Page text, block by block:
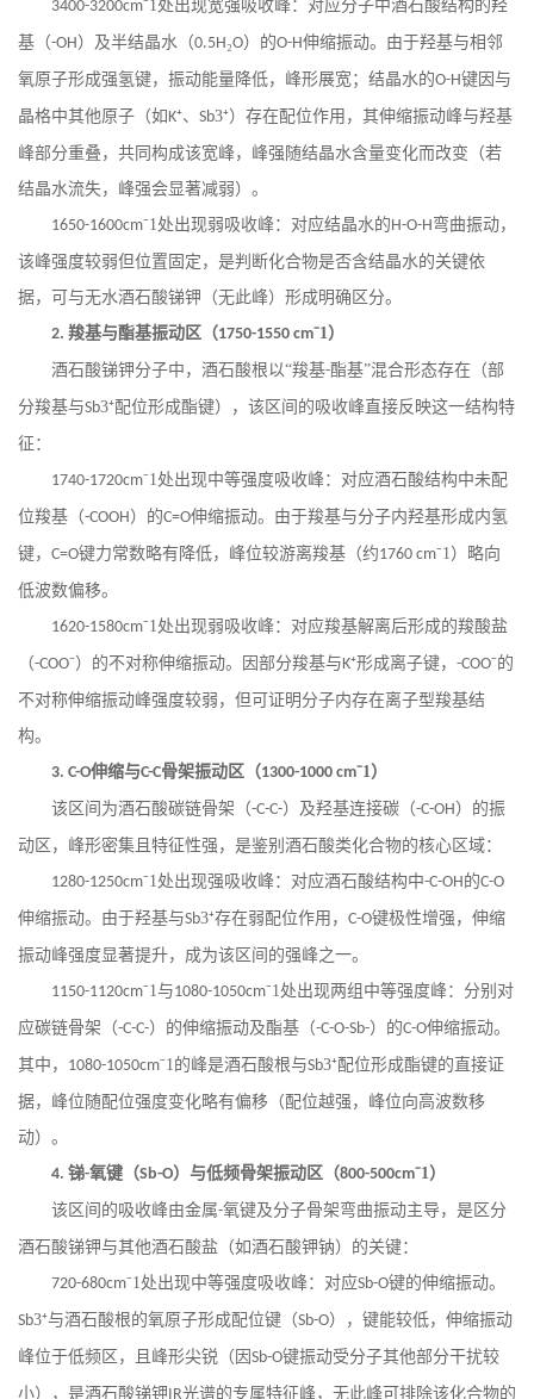
3400-3200cm⁻1处出现宽强吸收峰：对应分子中酒石酸结构的羟
基（-OH）及半结晶水（0.5H₂O）的O-H伸缩振动。由于羟基与相邻
氧原子形成强氢键，振动能量降低，峰形展宽；结晶水的O-H键因与
晶格中其他原子（如K⁺、 Sb3⁺）存在配位作用，其伸缩振动峰与羟基
峰部分重叠，共同构成该宽峰，峰强随结晶水含量变化而改变（若
结晶水流失，峰强会显著减弱）。
1650-1600cm⁻1处出现弱吸收峰：对应结晶水的H-O-H弯曲振动，
该峰强度较弱但位置固定，是判断化合物是否含结晶水的关键依
据，可与无水酒石酸锑钾（无此峰）形成明确区分。
2. 羧基与酯基振动区（1750-1550 cm⁻1）
酒石酸锑钾分子中，酒石酸根以“羧基-酯基”混合形态存在（部
分羧基与Sb3⁺配位形成酯键），该区间的吸收峰直接反映这一结构特
征：
1740-1720cm⁻1处出现中等强度吸收峰：对应酒石酸结构中未配
位羧基（-COOH）的C=O伸缩振动。由于羧基与分子内羟基形成内氢
键， C=O键力常数略有降低，峰位较游离羧基（约1760 cm⁻1）略向
低波数偏移。
1620-1580cm⁻1处出现弱吸收峰：对应羧基解离后形成的羧酸盐
（-COO⁻）的不对称伸缩振动。因部分羧基与K⁺形成离子键， -COO⁻的
不对称伸缩振动峰强度较弱，但可证明分子内存在离子型羧基结
构。
3. C-O伸缩与C-C骨架振动区（1300-1000 cm⁻1）
该区间为酒石酸碳链骨架（-C-C-）及羟基连接碳（-C-OH）的振
动区，峰形密集且特征性强，是鉴别酒石酸类化合物的核心区域：
1280-1250cm⁻1处出现强吸收峰：对应酒石酸结构中-C-OH的C-O
伸缩振动。由于羟基与Sb3⁺存在弱配位作用， C-O键极性增强，伸缩
振动峰强度显著提升，成为该区间的强峰之一。
1150-1120cm⁻1与1080-1050cm⁻1处出现两组中等强度峰：分别对
应碳链骨架（-C-C-）的伸缩振动及酯基（-C-O-Sb-）的C-O伸缩振动。
其中， 1080-1050cm⁻1的峰是酒石酸根与Sb3⁺配位形成酯键的直接证
据，峰位随配位强度变化略有偏移（配位越强，峰位向高波数移
动）。
4. 锑-氧键（Sb-O）与低频骨架振动区（800-500cm⁻1）
该区间的吸收峰由金属-氧键及分子骨架弯曲振动主导，是区分
酒石酸锑钾与其他酒石酸盐（如酒石酸钾钠）的关键：
720-680cm⁻1处出现中等强度吸收峰：对应Sb-O键的伸缩振动。
Sb3⁺与酒石酸根的氧原子形成配位键（Sb-O），键能较低，伸缩振动
峰位于低频区，且峰形尖锐（因 Sb-O键振动受分子其他部分干扰较
小），是酒石酸锑钾 IR光谱的专属特征峰，无此峰可排除该化合物的